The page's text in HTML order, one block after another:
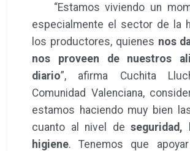
“Estamos viviendo un
especialmente el sector de la
los productores, quienes nos
nos proveen de nuestros
diario”, afirma Cuchita
Comunidad Valenciana,
estamos haciendo muy bien
cuanto al nivel de seguridad,
higiene. Tenemos que